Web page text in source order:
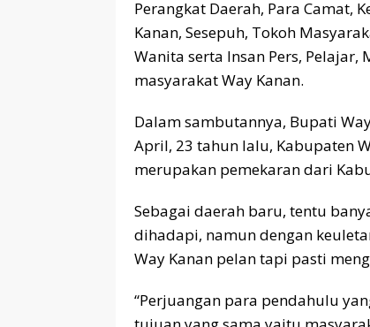
Perangkat Daerah, Para Camat,
Kanan, Sesepuh, Tokoh
Wanita serta Insan Pers, Pelajar,
masyarakat Way Kanan.
Dalam sambutannya, Bupati
April, 23 tahun lalu, Kabupaten
merupakan pemekaran dari
Sebagai daerah baru, tentu
dihadapi, namun dengan
Way Kanan pelan tapi pasti
“Perjuangan para pendahulu